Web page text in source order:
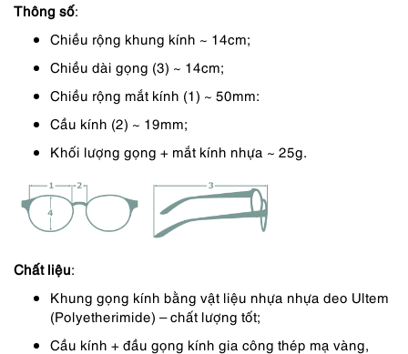
818,000 ₫.
Thông số:
Chiều rộng khung kính ~ 14cm;
Chiều dài gọng (3) ~ 14cm;
Chiều rộng mắt kính (1) ~ 50mm:
Cầu kính (2) ~ 19mm;
Khối lượng gọng + mắt kính nhựa ~ 25g.
Chất liệu:
Khung gọng kính bằng vật liệu nhựa nhựa deo Ultem
(Polyetherimide) – chất lượng tốt;
Cầu kính + đầu gọng kính gia công thép mạ vàng,